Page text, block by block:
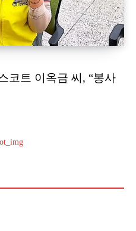
코트 이옥금 씨, “봉사